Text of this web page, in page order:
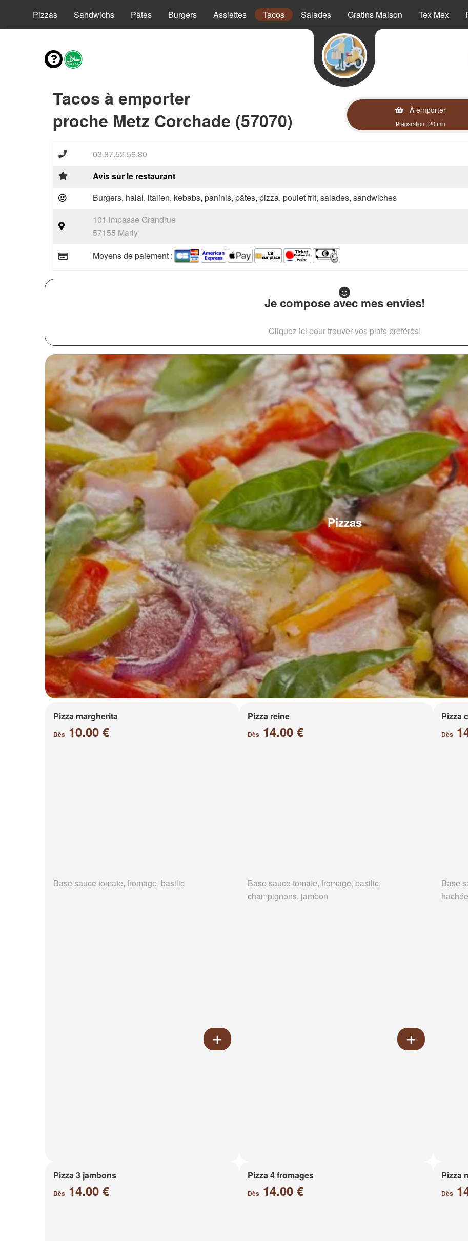
Pizzas Sandwichs Pâtes Burgers Assiettes Tacos Salades Gratins Maison Tex Mex
Tacos à emporter
proche Metz Corchade (57070)
À emporter
Préparation : 20 min
03.87.52.56.80
Avis sur le restaurant
Burgers, halal, italien, kebabs, paninis, pâtes, pizza, poulet frit, salades, sandwiches
101 impasse Grandrue
57155 Marly
Moyens de paiement :
Je compose avec mes envies!
Cliquez ici pour trouver vos plats préférés!
Pizzas
Pizza margherita
Dès 10.00 €
Base sauce tomate, fromage, basilic
Pizza reine
Dès14.00 €
Base sauce tomate, fromage, basilic,
champignons, jambon
Pizza
Dès
Base
Pizza 3 jambons
Dès 14.00 €
Pizza 4 fromages
Dès14.00 €
Pizza
Dès